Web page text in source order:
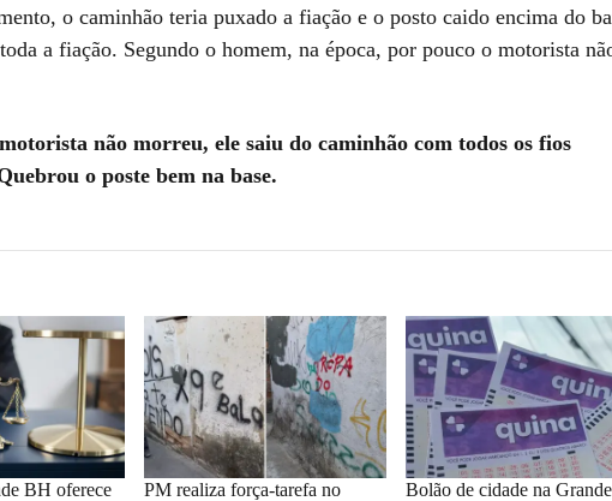
o caminhão teria puxado a fiação e o posto caido encima do
a fiação. Segundo o homem, na época, por pouco o motorista
não morreu, ele saiu do caminhão com todos os fios
o poste bem na base.
BH oferece
PM realiza força-tarefa no
Bolão de cidade na